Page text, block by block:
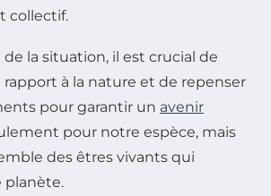
collectif.
de la situation, il est crucial de
à la nature et de repenser
pour garantir un avenir
pour notre espèce, mais
des êtres vivants qui
planète.